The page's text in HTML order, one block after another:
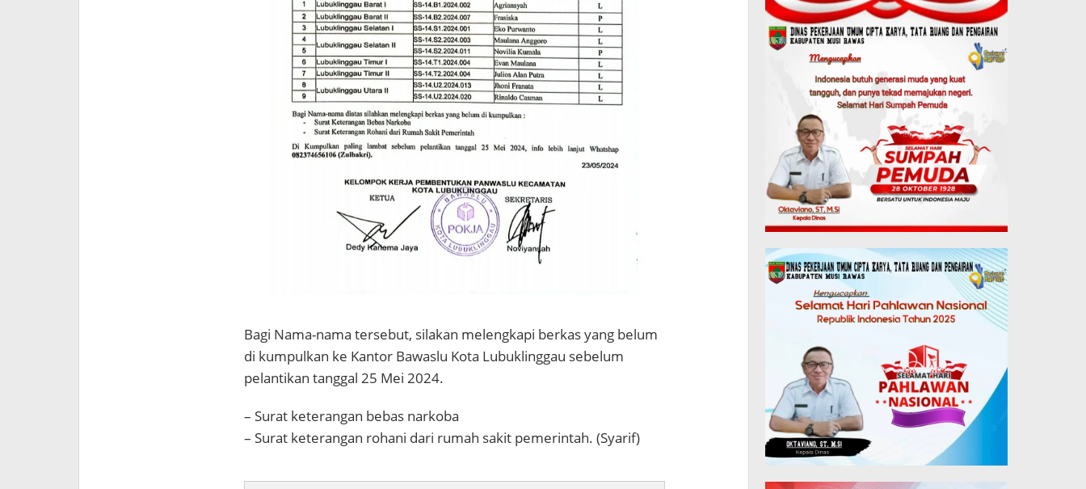
Bagi Nama-nama tersebut, silakan melengkapi berkas yang belum
di kumpulkan ke Kantor Bawaslu Kota Lubuklinggau sebelum
pelantikan tanggal 25 Mei 2024.
– Surat keterangan bebas narkoba
– Surat keterangan rohani dari rumah sakit pemerintah. (Syarif)